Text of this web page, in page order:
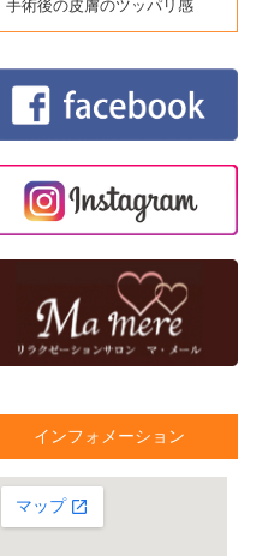
手術後の皮膚のツッパリ感
インフォメーション